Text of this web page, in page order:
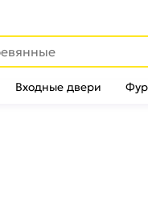
Входные двери